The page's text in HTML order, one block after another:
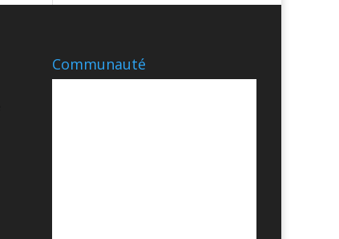
Communauté